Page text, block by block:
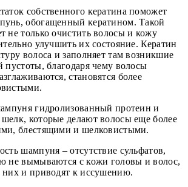
собственного кератина поможет
обогащенный кератином. Такой
не только очистить волосы и кожу
улучшить их состояние. Кератин
волоса и заполняет там возникшие
пустоты, благодаря чему волосы
становятся более
гидролизованный протеин и
которые делают волосы еще более
блестящими и шелковистыми.
шампуня – отсутствие сульфатов,
не вымываются с кожи головы и волос,
них и приводят к иссушению.